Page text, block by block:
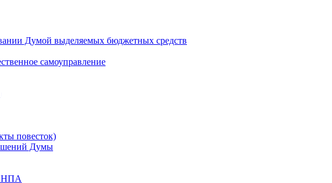
Думой выделяемых бюджетных средств
самоуправление
повесток)
Думы
НПА